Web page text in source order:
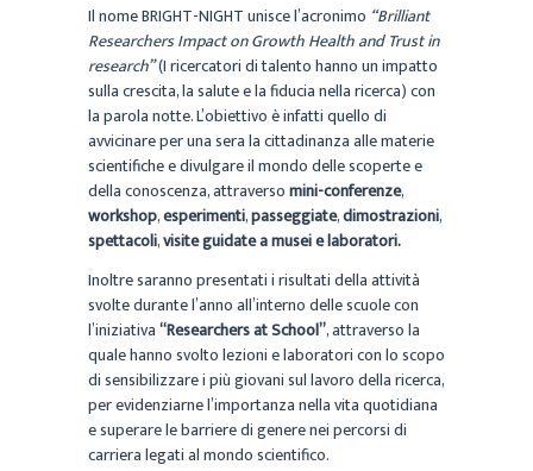
Il nome BRIGHT-NIGHT unisce l’acronimo “Brilliant
Researchers Impact on Growth Health and Trust in
research”(I ricercatori di talento hanno un impatto
sulla crescita, la salute e la fiducia nella ricerca) con
la parola notte. L’obiettivo è infatti quello di
avvicinare per una sera la cittadinanza alle materie
scientifiche e divulgare il mondo delle scoperte e
della conoscenza, attraversomini-conferenze,
workshop,esperimenti,passeggiate,dimostrazioni,
spettacoli,visite guidatea musei e laboratori.
Inoltre saranno presentati i risultati della attività
svolte durante l’anno all’interno delle scuole con
l’iniziativa“Researchers at School”, attraverso la
quale hanno svolto lezioni e laboratori con lo scopo
di sensibilizzare i più giovani sul lavoro della ricerca,
per evidenziarne l’importanza nella vita quotidiana
e superare le barriere di genere nei percorsi di
carriera legati al mondo scientifico.